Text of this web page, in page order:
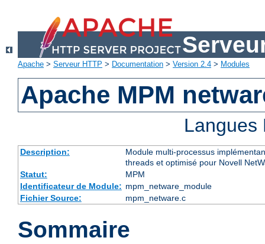
Apache > Serveur HTTP > Documentation > Version 2.4 > Modules
Apache MPM
Description:
Module multi-processus
threads et optimisé pour Novell
Statut:
MPM
Identificateur de Module: mpm_netware_module
Fichier Source:
mpm_netware.c
Sommaire